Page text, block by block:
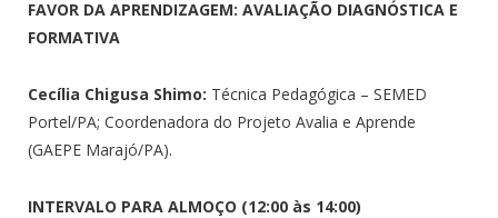
FAVOR DA APRENDIZAGEM: AVALIAÇÃO DIAGNÓSTICA E
FORMATIVA
Cecília Chigusa Shimo: Técnica Pedagógica – SEMED
Portel/PA; Coordenadora do Projeto Avalia e Aprende
(GAEPE Marajó/PA).
INTERVALO PARA ALMOÇO (12:00 às 14:00)